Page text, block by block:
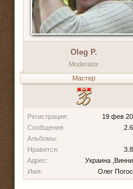
Oleg P.
Moderator
Мастер
Регистрация:
19 фев
Сообщения:
Альбомы:
Нравится:
Адрес:
Украина
Имя:
Олег